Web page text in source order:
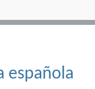
española